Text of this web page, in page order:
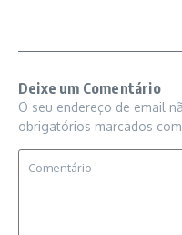
Deixe um Comentário
O seu endereço de email
obrigatórios marcados com